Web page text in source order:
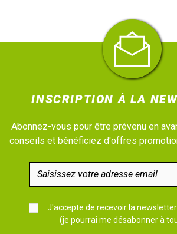
INSCRIPTION À LA
Abonnez-vous pour être prévenu en
conseils et bénéficiez d'offres
J'accepte de recevoir la
(je pourrai me désabonner à